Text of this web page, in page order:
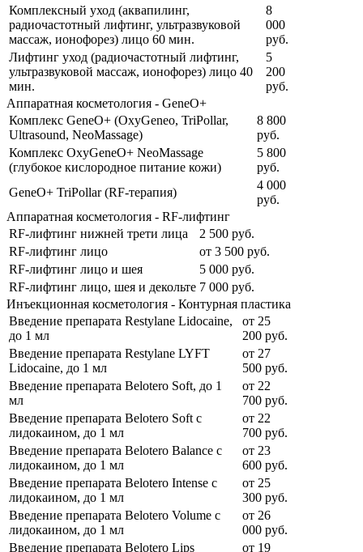
Комплексный уход (аквапилинг,
радиочастотный лифтинг, ультразвуковой
массаж, ионофорез) лицо 60 мин.
8
000
руб.
Лифтинг уход (радиочастотный лифтинг,
ультразвуковой массаж, ионофорез) лицо 40
мин.
5
200
руб.
Аппаратная косметология - GeneO+
Комплекс GeneO+ (OxyGeneo, TriPollar,
Ultrasound, NeoMassage)
8 800
руб.
Комплекс ОxyGeneO+ NeoMassage
(глубокое кислородное питание кожи)
5 800
руб.
GeneO+ TriPollar (RF-терапия)
4 000
руб.
Аппаратная косметология - RF-лифтинг
RF-лифтинг нижней трети лица
2 500 руб.
RF-лифтинг лицо
от 3 500 руб.
RF-лифтинг лицо и шея
5 000 руб.
RF-лифтинг лицо, шея и декольте 7 000 руб.
Инъекционная косметология - Контурная пластика
Введение препарата Restylane Lidocaine,
до 1 мл
от 25
200 руб.
Введение препарата Restylane LYFT
Lidocaine, до 1 мл
от 27
500 руб.
Введение препарата Belotero Soft, до 1
мл
от 22
700 руб.
Введение препарата Belotero Soft с
лидокаином, до 1 мл
от 22
700 руб.
Введение препарата Belotero Balance с
лидокаином, до 1 мл
от 23
600 руб.
Введение препарата Belotero Intense с
лидокаином, до 1 мл
от 25
300 руб.
Введение препарата Belotero Volume с
лидокаином, до 1 мл
от 26
000 руб.
Введение препарата Belotero Lips
от 19